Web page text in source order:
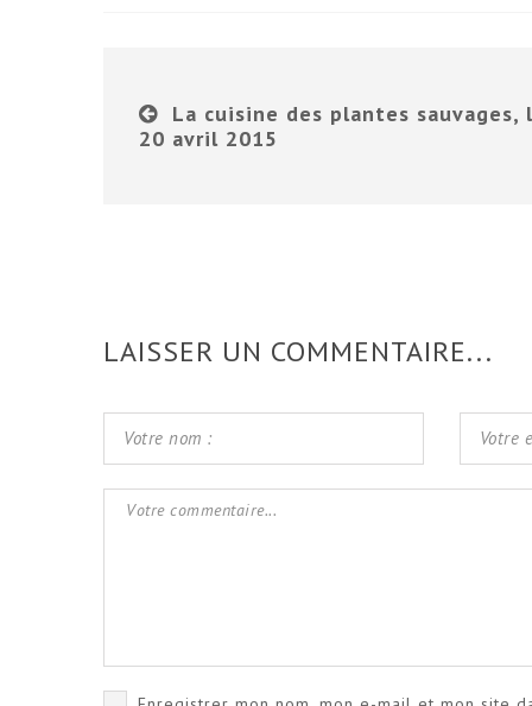
La cuisine des plantes sauvages,
20 avril 2015
LAISSER UN COMMENTAIRE...